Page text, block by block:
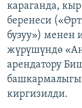
караганда,
беренеси
бузуу») менен
жүрүшүндө
арендатору
киргизилди.